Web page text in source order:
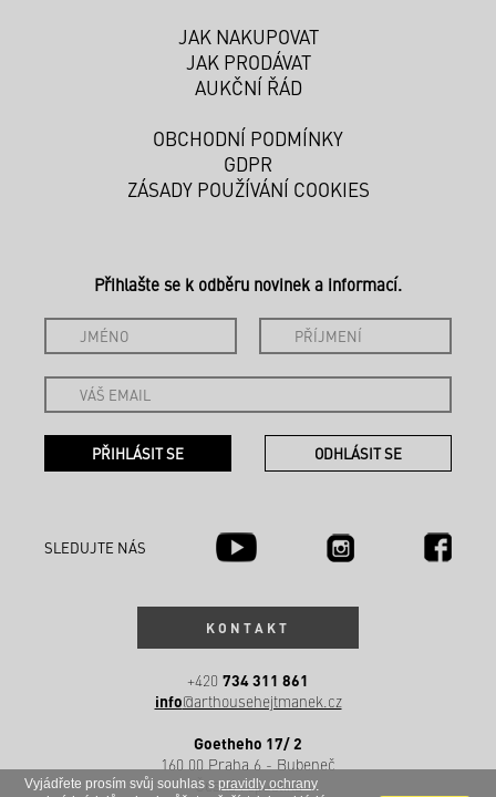
Vyjádřete prosím svůj souhlas spravidly ochrany
JAK NAKUPOVAT
JAK PRODÁVAT
AUKČNÍ ŘÁD
OBCHODNÍ PODMÍNKY
GDPR
ZÁSADY POUŽÍVÁNÍ COOKIES
Přihlašte se k odběru novinek a informací.
SLEDUJTE NÁS
KONTAKT
+420 734 311 861
info@arthousehejtmanek.cz
Goetheho 17/ 2
160 00 Praha 6 - Bubeneč
Česká republika